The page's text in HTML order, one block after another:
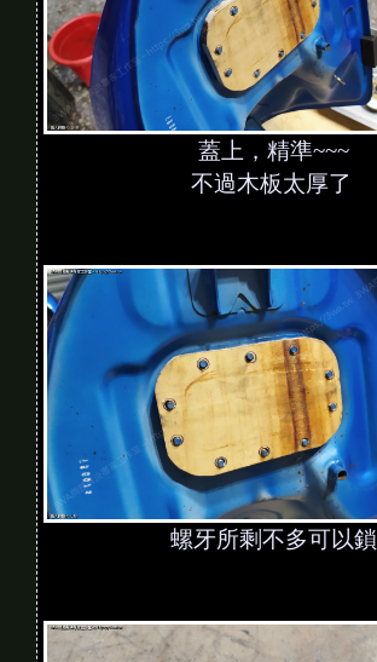
蓋上，精準~~~
不過木板太厚了
螺牙所剩不多可以鎖